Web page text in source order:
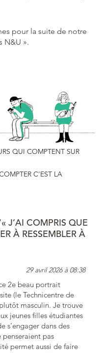
pour la suite de notre
N&U ».
QUI COMPTENT SUR
C’EST LA
J’AI COMPRIS QUE
À RESSEMBLER À
29 avril 2026 à 08:38
2e beau portrait
(le Technicentre de
masculin. Je trouve
jeunes filles étudiantes
s’engager dans des
pas
permet aussi de faire